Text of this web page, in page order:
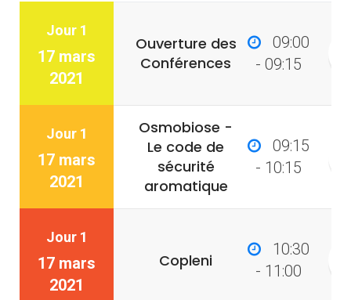
Jour 1
17 mars
2021
Ouverture des
Conférences
09:00
- 09:15
Jour 1
17 mars
2021
Osmobiose -
Le code de
sécurité
aromatique
09:15
- 10:15
Jour 1
17 mars
2021
Copleni
10:30
- 11:00